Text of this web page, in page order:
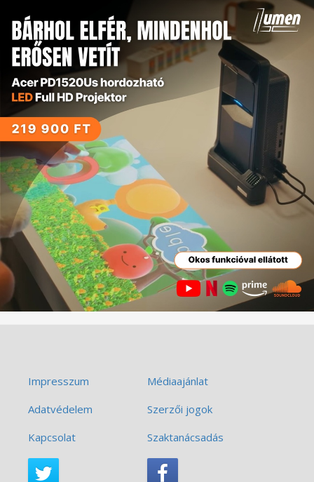
Impresszum
Médiaajánlat
Adatvédelem
Szerzői jogok
Kapcsolat
Szaktanácsadás